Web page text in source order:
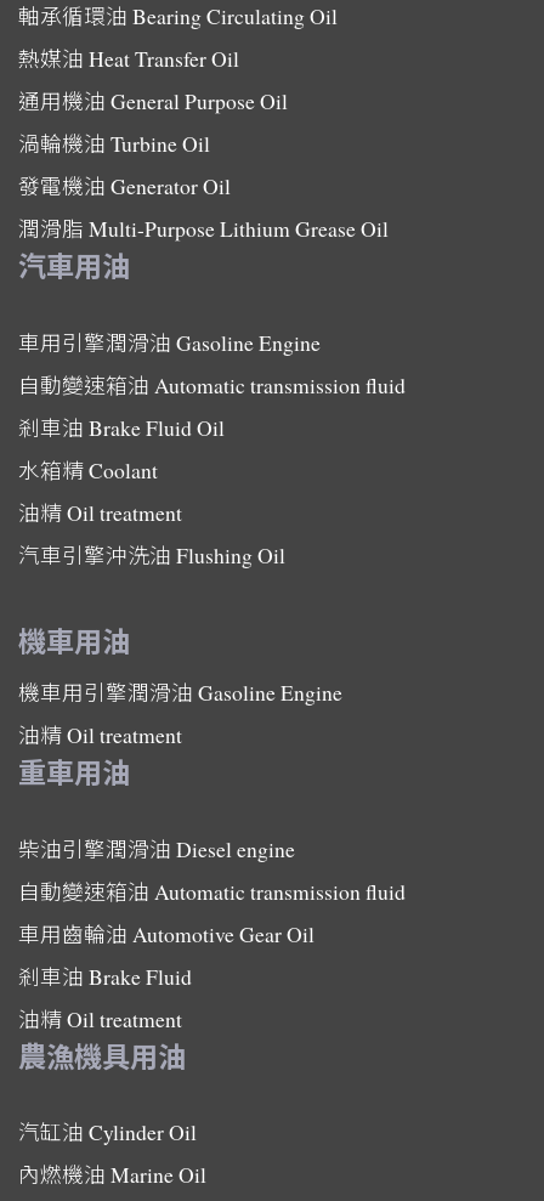
軸承循環油 Bearing Circulating Oil
熱媒油 Heat Transfer Oil
通用機油 General Purpose Oil
渦輪機油 Turbine Oil
發電機油 Generator Oil
潤滑脂 Multi-Purpose Lithium Grease Oil
汽車用油
車用引擎潤滑油 Gasoline Engine
自動變速箱油 Automatic transmission fluid
剎車油 Brake Fluid Oil
水箱精Coolant
油精Oil treatment
汽車引擎沖洗油 Flushing Oil
機車用油
機車用引擎潤滑油 Gasoline Engine
油精Oil treatment
重車用油
柴油引擎潤滑油 Diesel engine
自動變速箱油 Automatic transmission fluid
車用齒輪油 Automotive Gear Oil
剎車油 Brake Fluid
油精Oil treatment
農漁機具用油
汽缸油 Cylinder Oil
內燃機油 Marine Oil